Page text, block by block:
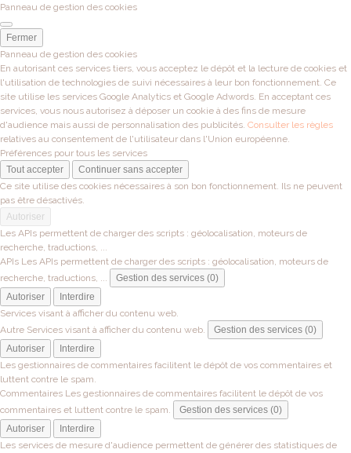
Panneau de gestion des cookies
Fermer
Panneau de gestion des cookies
En autorisant ces services tiers, vous acceptez le dépôt et la lecture de cookies et
l'utilisation de technologies de suivi nécessaires à leur bon fonctionnement. Ce
site utilise les services Google Analytics et Google Adwords. En acceptant ces
services, vous nous autorisez à déposer un cookie à des fins de mesure
d'audience mais aussi de personnalisation des publicités. Consulter les règles
relatives au consentement de l'utilisateur dans l'Union européenne.
Préférences pour tous les services
Tout accepter
Continuer sans accepter
Ce site utilise des cookies nécessaires à son bon fonctionnement. Ils ne peuvent
pas être désactivés.
Autoriser
Les APIs permettent de charger des scripts : géolocalisation, moteurs de
recherche, traductions, ...
APIs Les APIs permettent de charger des scripts : géolocalisation, moteurs de
recherche, traductions, ...
Gestion des services (0)
Autoriser
Interdire
Services visant à afficher du contenu web.
Autre Services visant à afficher du contenu web.
Gestion des services (0)
Autoriser
Interdire
Les gestionnaires de commentaires facilitent le dépôt de vos commentaires et
luttent contre le spam.
Commentaires Les gestionnaires de commentaires facilitent le dépôt de vos
commentaires et luttent contre le spam.
Gestion des services (0)
Autoriser
Interdire
Les services de mesure d'audience permettent de générer des statistiques de